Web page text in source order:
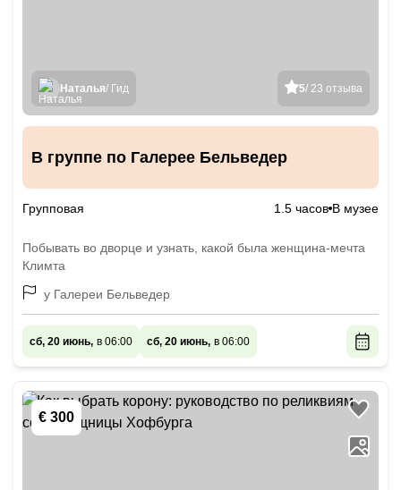
5/ 23 отзыва
Наталья/ Гид
В группе по Галерее Бельведер
Групповая 1.5 часов В музее
Побывать во дворце и узнать, какой была женщина-мечта
Климта
у Галереи Бельведер
сб, 20 июнь, в 06:00 сб, 20 июнь, в 06:00
€ 300